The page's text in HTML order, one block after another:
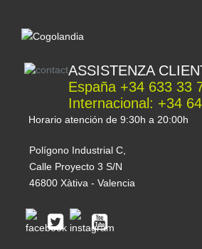
ASSISTENZA
España +34 633 33
Internacional: +34
Horario atención de 9:30h a 20:00h
Polígono Industrial C,
Calle Proyecto 3 S/N
46800 Xàtiva - Valencia